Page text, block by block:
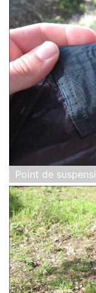
Point de